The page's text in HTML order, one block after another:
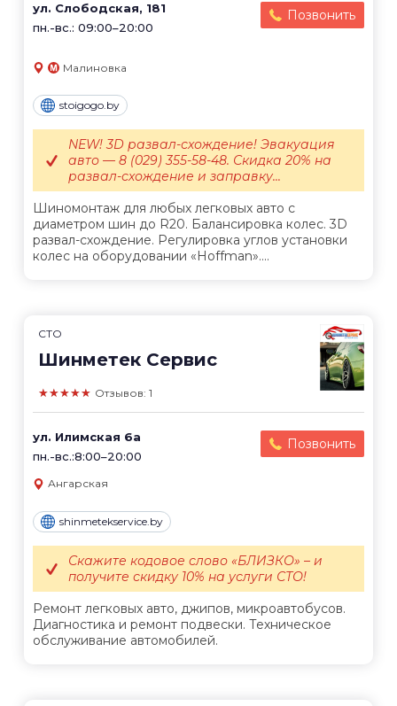
ул. Слободская, 181
пн.-вс.: 09:00–20:00
Позвонить
Малиновка
stoigogo.by
Шиномонтаж для любых легковых авто с
диаметром шин до R20. Балансировка колес. 3D
развал-схождение. Регулировка углов установки
колес на оборудовании «Hoffman»....
NEW! 3D развал-схождение! Эвакуация
авто — 8 (029) 355-58-48. Скидка 20% на
развал-схождение и заправку...
СТО
Шинметек Сервис
★★★★★ Отзывов: 1
ул. Илимская 6а
пн.-вс.:8:00–20:00
Позвонить
Ангарская
shinmetekservice.by
Ремонт легковых авто, джипов, микроавтобусов.
Диагностика и ремонт подвески. Техническое
обслуживание автомобилей.
Скажите кодовое слово «БЛИЗКО» – и
получите скидку 10% на услуги СТО!